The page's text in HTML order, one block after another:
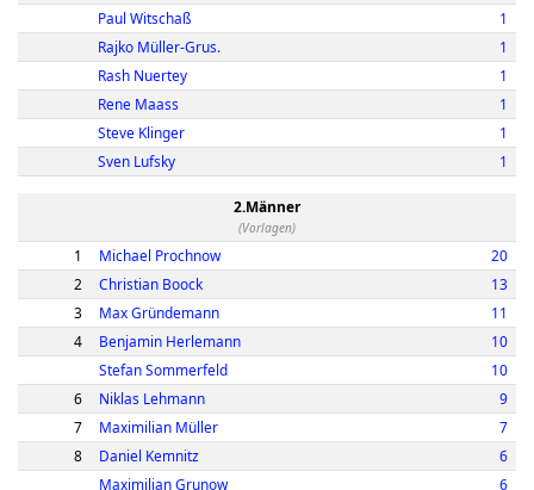
Paul Witschaß
1
Rajko Müller-Grus.
1
Rash Nuertey
1
Rene Maass
1
Steve Klinger
1
Sven Lufsky
1
2.Männer
(Vorlagen)
1 Michael Prochnow
20
2
Christian Boock
13
3
Max Gründemann
11
4
Benjamin Herlemann
10
Stefan Sommerfeld
10
6
Niklas Lehmann
9
7
Maximilian Müller
7
8
Daniel Kemnitz
6
Maximilian Grunow
6